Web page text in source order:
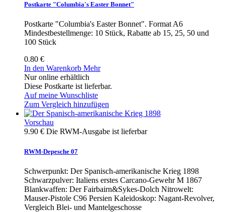
Postkarte "Columbia's Easter Bonnet"
Postkarte "Columbia's Easter Bonnet". Format A6
Mindestbestellmenge: 10 Stück, Rabatte ab 15, 25, 50 und
100 Stück
0.80 €
In den Warenkorb Mehr
Nur online erhältlich
Diese Postkarte ist lieferbar.
Auf meine Wunschliste
Zum Vergleich hinzufügen
Vorschau
9.90 € Die RWM-Ausgabe ist lieferbar
RWM-Depesche 07
Schwerpunkt: Der Spanisch-amerikanische Krieg 1898
Schwarzpulver: Italiens erstes Carcano-Gewehr M 1867
Blankwaffen: Der Fairbairn&Sykes-Dolch Nitrowelt:
Mauser-Pistole C96 Persien Kaleidoskop: Nagant-Revolver,
Vergleich Blei- und Mantelgeschosse